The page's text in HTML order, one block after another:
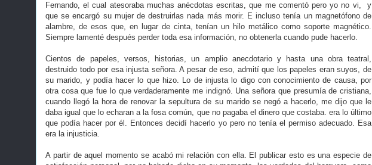
Fernando, el cual atesoraba muchas anécdotas escritas, que me comentó pero yo no vi, y
que se encargó su mujer de destruirlas nada más morir. E incluso tenía un magnetófono de
alambre, de esos que, en lugar de cinta, tenían un hilo metálico como soporte magnético.
Siempre lamenté después perder toda esa información, no obtenerla cuando pude hacerlo.
Cientos de papeles, versos, historias, un amplio anecdotario y hasta una obra teatral,
destruido todo por esa injusta señora. A pesar de eso, admití que los papeles eran suyos, de
su marido, y podía hacer lo que hizo. Lo de injusta lo digo con conocimiento de causa, por
otra cosa que fue lo que verdaderamente me indignó. Una señora que presumía de cristiana,
cuando llegó la hora de renovar la sepultura de su marido se negó a hacerlo, me dijo que le
daba igual que lo echaran a la fosa común, que no pagaba el dinero que costaba. era lo último
que podía hacer por él. Entonces decidí hacerlo yo pero no tenía el permiso adecuado. Esa
era la injusticia.
A partir de aquel momento se acabó mi relación con ella. El publicar esto es una especie de